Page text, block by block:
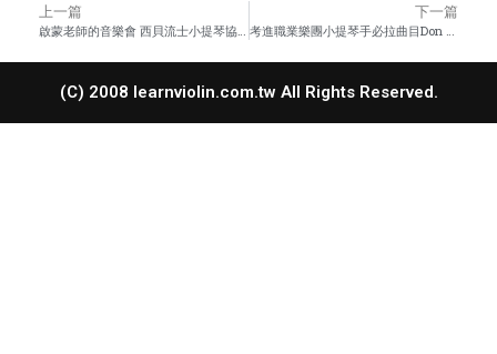
上一篇 下一篇
(C) 2008 learnviolin.com.tw All Rights Reserved.